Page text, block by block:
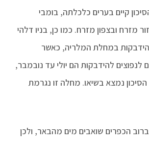
קיים בערים כלכלתה, בומבי
מזרח ובצפון מזרח. כמו כן, בניו דלהי
להידבקות במחלת המלריה, כאשר
לנפוצים להידבקות הם יולי עד נובמבר,
נמצא בשיאו. מחלה זו נגרמת
הכפרים שואבים מים מהבאר, ולכן